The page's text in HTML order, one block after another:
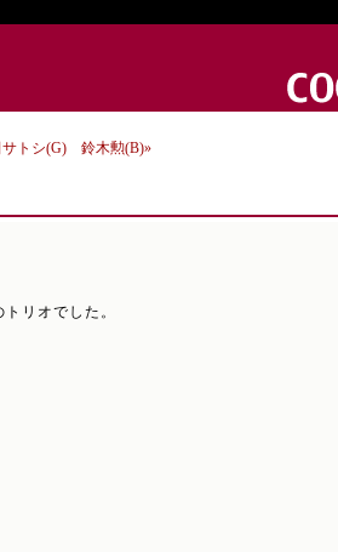
サトシ(G) 鈴木勲(B)»
リオでした。